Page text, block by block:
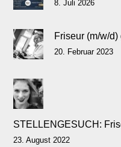
8. Juli 2026
Friseur (m/w/d)
20. Februar 2023
STELLENGESUCH:
23. August 2022